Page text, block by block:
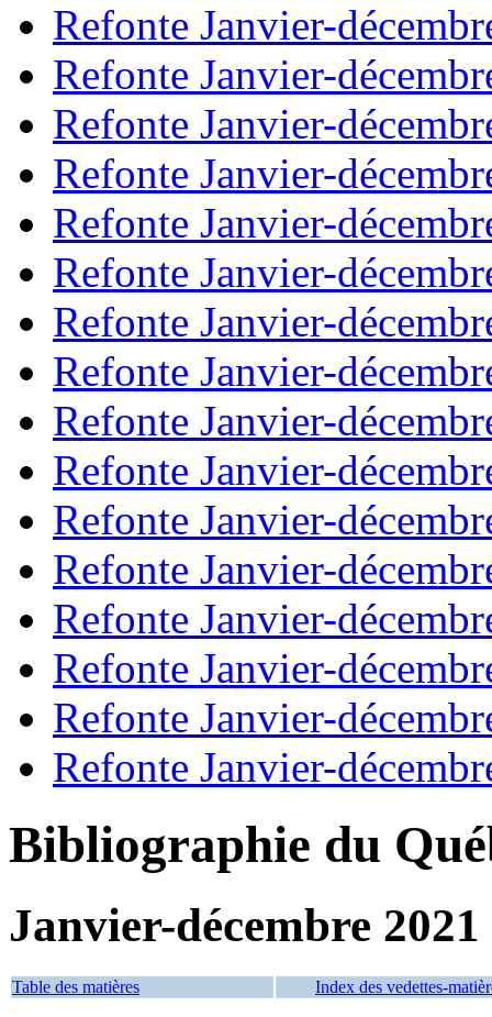
Refonte Janvier-
Refonte Janvier-
Refonte Janvier-
Refonte Janvier-
Refonte Janvier-
Refonte Janvier-
Refonte Janvier-
Refonte Janvier-
Refonte Janvier-
Refonte Janvier-
Refonte Janvier-
Refonte Janvier-
Refonte Janvier-
Refonte Janvier-
Refonte Janvier-
Refonte Janvier-
Bibliographie du
Janvier-décembre 2021
Table des matières Index des vedettes-